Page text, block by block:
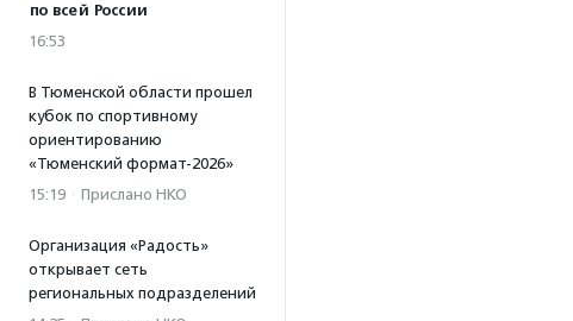
по всей России
16:53
В Тюменской области прошел
кубок по спортивному
ориентированию
«Тюменский формат-2026»
15:19 · Прислано НКО
Организация «Радость»
открывает сеть
региональных подразделений